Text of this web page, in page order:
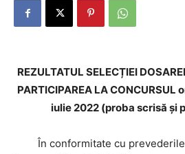
REZULTATUL SELECȚIEI
PARTICIPAREA LA CONCURSUL
iulie 2022 (proba scrisă și
În conformitate cu prevederile